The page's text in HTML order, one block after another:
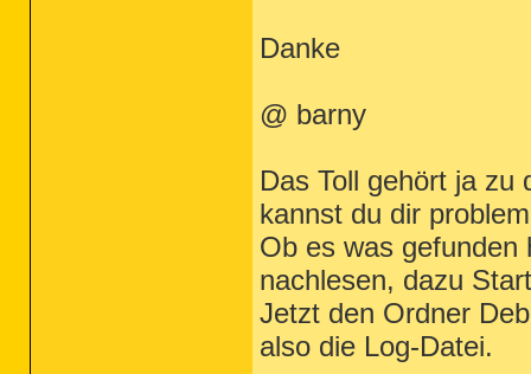
Danke
@ barny
Das Toll gehört ja zu
kannst du dir
Ob es was gefunden
nachlesen, dazu
Jetzt den Ordner
also die Log-Datei.